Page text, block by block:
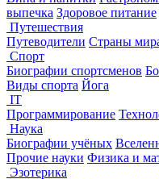
выпечка Здоровое питание
Путешествия
Путеводители Страны
Спорт
Биографии спортсменов
Виды спорта Йога
IT
Программирование
Наука
Биографии учёных
Прочие науки Физика и
Эзотерика